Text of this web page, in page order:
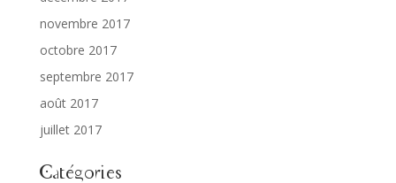
novembre 2017
octobre 2017
septembre 2017
août 2017
juillet 2017
Catégories